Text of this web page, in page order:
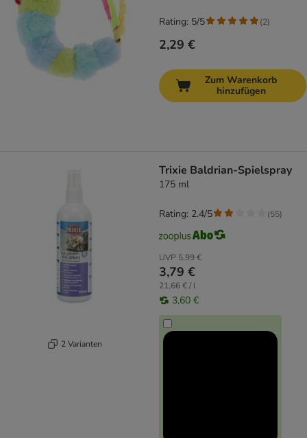
2,29 €
Rating: 5/5 (2)
Zum Warenkorb
hinzufügen
2 Varianten
Trixie Baldrian-Spielspray
175 ml
UVP 5,99 €
3,79 €
21,66 € / l
3,60 €
Rating: 2.4/5 (55)